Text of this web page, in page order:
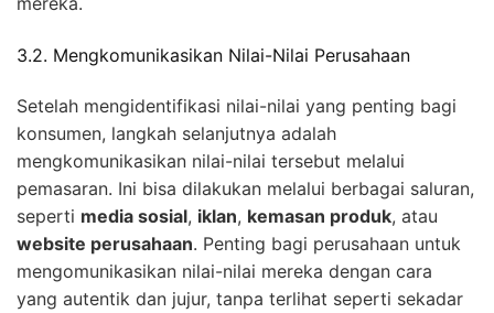
3.2. Mengkomunikasikan Nilai-Nilai Perusahaan
Setelah mengidentifikasi nilai-nilai yang penting bagi
konsumen, langkah selanjutnya adalah
mengkomunikasikan nilai-nilai tersebut melalui
pemasaran. Ini bisa dilakukan melalui berbagai saluran,
seperti media sosial, iklan, kemasan produk, atau
website perusahaan. Penting bagi perusahaan untuk
mengomunikasikan nilai-nilai mereka dengan cara
yang autentik dan jujur, tanpa terlihat seperti sekadar